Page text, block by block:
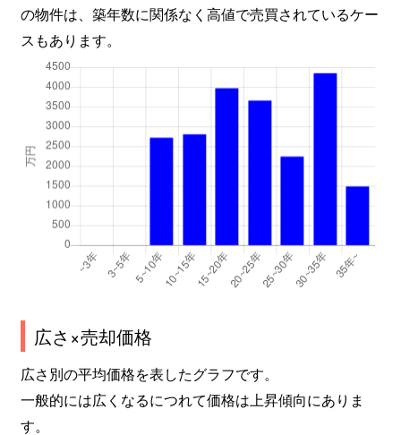
の物件は、築年数に関係なく高値で売買されているケー
スもあります。
広さ×売却価格
広さ別の平均価格を表したグラフです。
一般的には広くなるにつれて価格は上昇傾向にありま
す。